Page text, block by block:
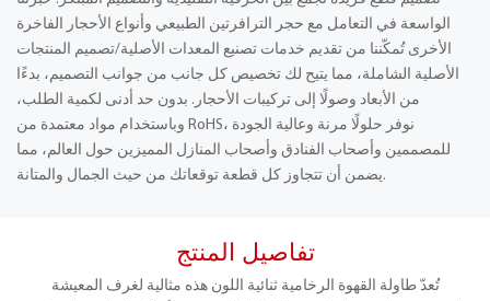
الواسعة في التعامل مع حجر الترافرتين الطبيعي وأنواع الأحجار الفاخرة
الأخرى تُمكّننا من تقديم خدمات تصنيع المعدات الأصلية/تصميم المنتجات
الأصلية الشاملة، مما يتيح لك تخصيص كل جانب من جوانب التصميم، بدءًا
من الأبعاد وصولًا إلى تركيبات الأحجار. بدون حد أدنى لكمية الطلب،
وباستخدام مواد معتمدة من RoHS، نوفر حلولًا مرنة وعالية الجودة
للمصممين وأصحاب الفنادق وأصحاب المنازل المميزين حول العالم، مما
يضمن أن تتجاوز كل قطعة توقعاتك من حيث الجمال والمتانة.
تفاصيل المنتج
تُعدّ طاولة القهوة الرخامية ثنائية اللون هذه مثالية لغرف المعيشة